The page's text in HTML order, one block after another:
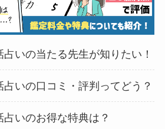
いの当たる先生が知りたい！
いの口コミ・評判ってどう？
いのお得な特典は？